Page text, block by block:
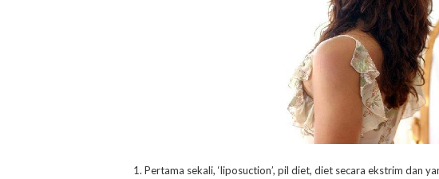
1. Pertama sekali, ‘liposuction’, pil diet, diet secara ekstrim dan